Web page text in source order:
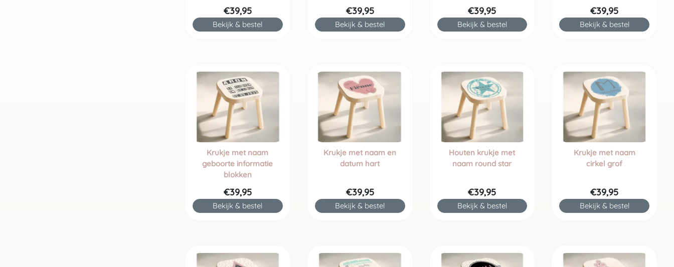
€39,95
Bekijk & bestel
€39,95
Bekijk & bestel
€39,95
Bekijk & bestel
€39,95
Bekijk & bestel
Krukje met naam
geboorte informatie
blokken
€39,95
Bekijk & bestel
Krukje met naam en
datum hart
€39,95
Bekijk & bestel
Houten krukje met
naam round star
€39,95
Bekijk & bestel
Krukje met naam
cirkel grof
€39,95
Bekijk & bestel